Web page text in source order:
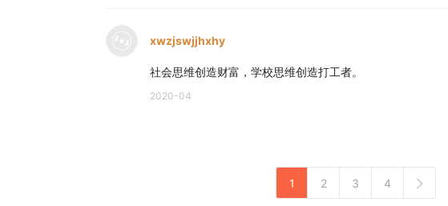
你可以这么理解，你学的有用的技术，可以让你找到工作
超他人的，都是那些无用的思维。
你不能没有一门手艺，但你更不能没有思想。
我们常讲术与道之分，什么是术？所谓术者，就是我们可
xwzjswjjhxhy
社会思维创造财富，学校思维创造打工者。
2020-04
1 2 3 4